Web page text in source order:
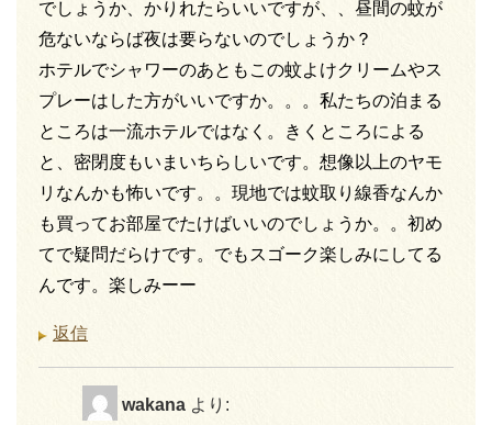
でしょうか、かりれたらいいですが、、昼間の蚊が
危ないならば夜は要らないのでしょうか？
ホテルでシャワーのあともこの蚊よけクリームやス
プレーはした方がいいですか。。。私たちの泊まる
ところは一流ホテルではなく。きくところによる
と、密閉度もいまいちらしいです。想像以上のヤモ
リなんかも怖いです。。現地では蚊取り線香なんか
も買ってお部屋でたけばいいのでしょうか。。初め
てで疑問だらけです。でもスゴーク楽しみにしてる
んです。楽しみーー
返信
wakana より: